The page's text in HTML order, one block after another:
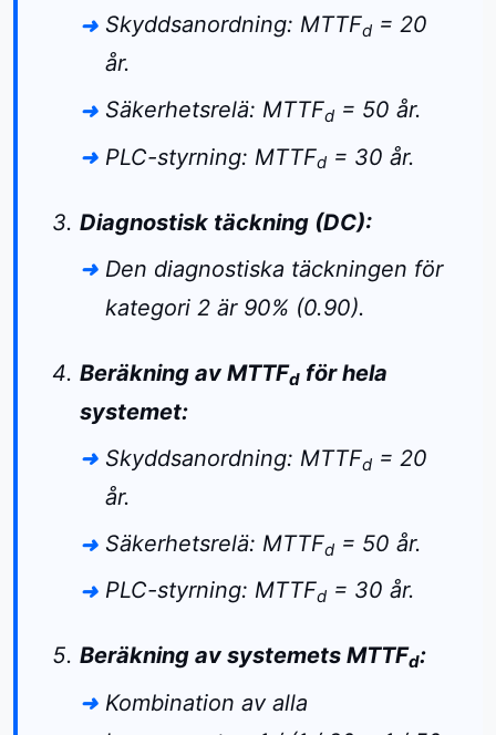
Skyddsanordning: MTTFd = 20
år.
Säkerhetsrelä: MTTFd = 50 år.
PLC-styrning: MTTFd = 30 år.
Diagnostisk täckning (DC):
Den diagnostiska täckningen för
kategori 2 är 90% (0.90).
Beräkning av MTTFd för hela
systemet:
Skyddsanordning: MTTFd = 20
år.
Säkerhetsrelä: MTTFd = 50 år.
PLC-styrning: MTTFd = 30 år.
Beräkning av systemets MTTFd:
Kombination av alla